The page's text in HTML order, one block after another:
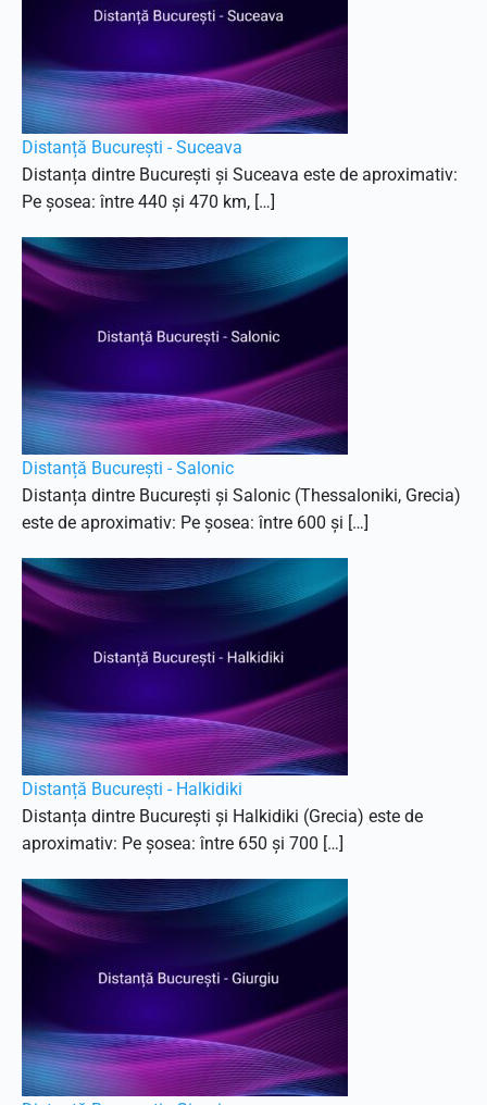
Distanță București - Suceava
Distanța dintre București și Suceava este de aproximativ:
Pe șosea: între 440 și 470 km, […]
Distanță București - Salonic
Distanța dintre București și Salonic (Thessaloniki, Grecia)
este de aproximativ: Pe șosea: între 600 și […]
Distanță București - Halkidiki
Distanța dintre București și Halkidiki (Grecia) este de
aproximativ: Pe șosea: între 650 și 700 […]